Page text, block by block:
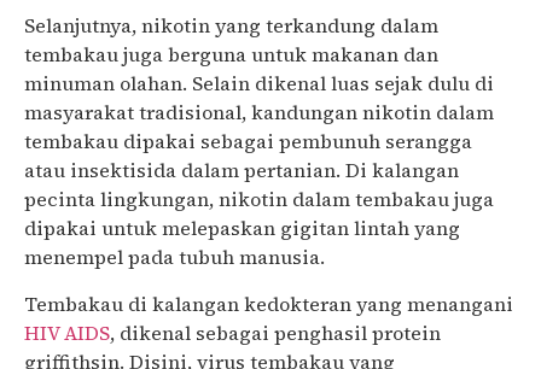
Selanjutnya, nikotin yang terkandung dalam
tembakau juga berguna untuk makanan dan
minuman olahan. Selain dikenal luas sejak dulu di
masyarakat tradisional, kandungan nikotin dalam
tembakau dipakai sebagai pembunuh serangga
atau insektisida dalam pertanian. Di kalangan
pecinta lingkungan, nikotin dalam tembakau juga
dipakai untuk melepaskan gigitan lintah yang
menempel pada tubuh manusia.
Tembakau di kalangan kedokteran yang menangani
HIV AIDS, dikenal sebagai penghasil protein
griffithsin. Disini, virus tembakau yang